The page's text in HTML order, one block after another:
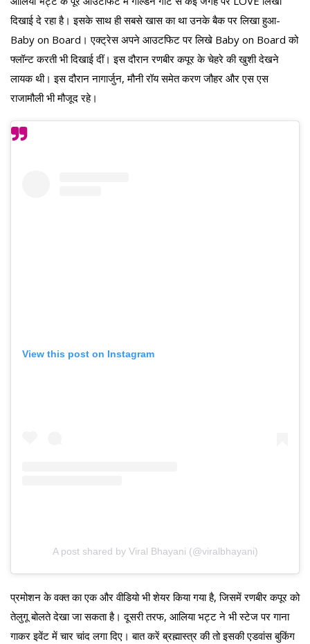
दिखाई दे रहा है। इसके साथ ही सबसे खास का था उनके बैक पर लिखा हुआ-
Baby on Board। एक्ट्रेस अपने आउटफिट पर लिखे Baby on Board को
फ्लॉन्ट करती भी दिखाई दीं। इस दौरान रणबीर कपूर के चेहरे की खुशी देखने
लायक थी। इस दौरान नागार्जुन, मौनी रॉय समेत करण जौहर और एस एस
राजामौली भी मौजूद रहे।
View this post on Instagram
A post shared by Viral Bhayani (@viralbhayani)
प्रमोशन के वक्त का एक और वीडियो भी शेयर किया गया है, जिसमें रणबीर कपूर को
तेलुगू बोलते देखा जा सकता है। दूसरी तरफ, आलिया भट्ट ने भी स्टेज पर गाना
गाकर इवेंट में चार चांद लगा दिए। बात करें ब्रह्मास्त्र की तो इसकी एडवांस बुकिंग